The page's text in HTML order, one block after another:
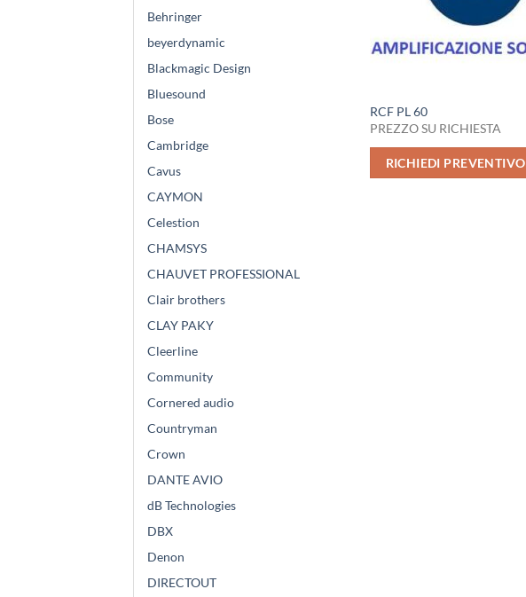
Behringer
beyerdynamic
Blackmagic Design
Bluesound
Bose
Cambridge
Cavus
CAYMON
Celestion
CHAMSYS
CHAUVET PROFESSIONAL
Clair brothers
CLAY PAKY
Cleerline
Community
Cornered audio
Countryman
Crown
DANTE AVIO
dB Technologies
DBX
Denon
DIRECTOUT
RCF PL 60
PREZZO SU RICHIESTA
RICHIEDI PREVENTIVO